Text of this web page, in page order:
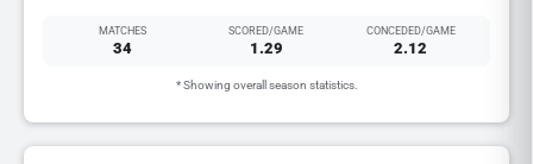
MATCHES
34
SCORED/GAME
1.29
CONCEDED/GAME
2.12
* Showing overall season statistics.